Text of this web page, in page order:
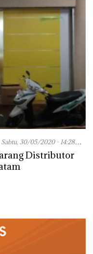
Sabtu, 30/05/2020 - 14:28
Distributor